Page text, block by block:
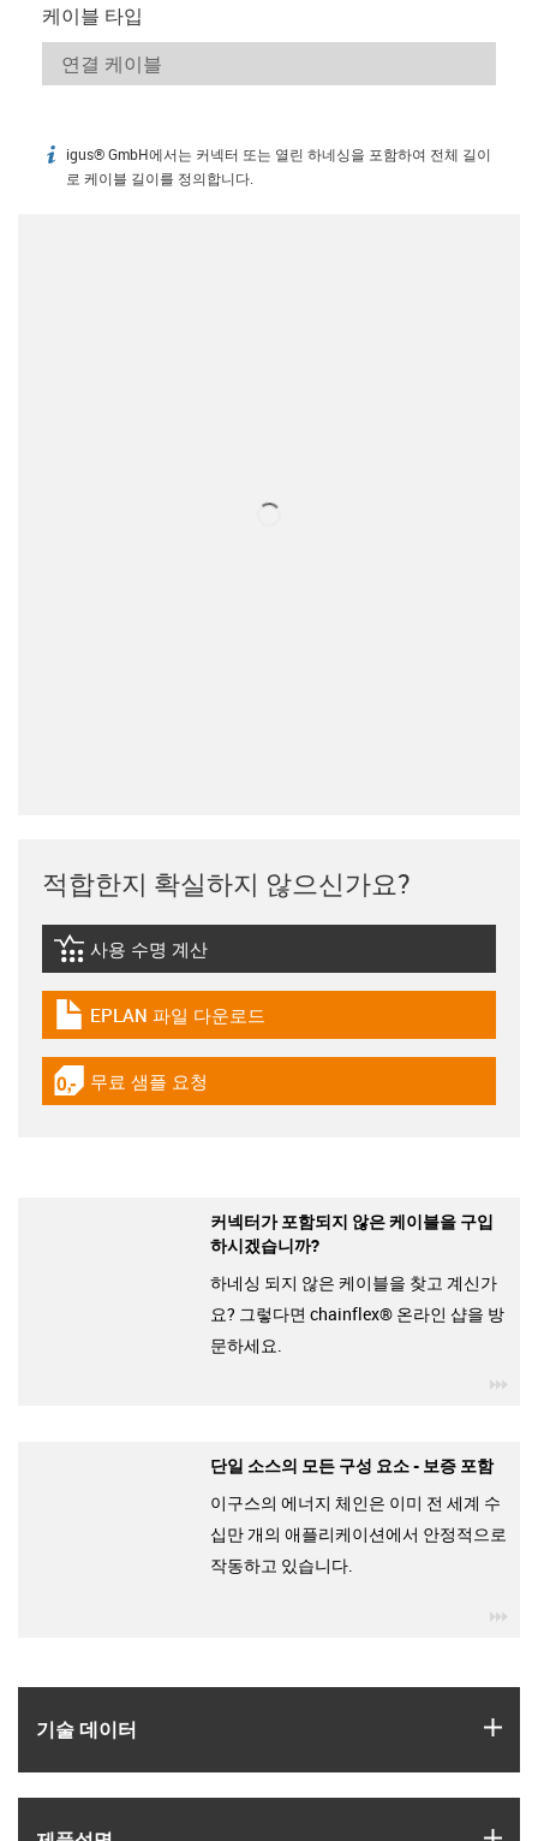
케이블 타입
igus-icon-info
igus® GmbH에서는 커넥터 또는 열린 하네싱을 포함하여 전체 길이
로 케이블 길이를 정의합니다.
기술 데이터
적합한지 확실하지 않으신가요?
igus-icon-lebensdauerrechner
사용 수명 계산
igus-icon-download-plan
EPLAN 파일 다운로드
igus-icon-gratismuster
무료 샘플 요청
커넥터가 포함되지 않은 케이블을 구입
하시겠습니까?
하네싱 되지 않은 케이블을 찾고 계신가
요? 그렇다면 chainflex® 온라인 샵을 방
문하세요.
단일 소스의 모든 구성 요소 - 보증 포함
이구스의 에너지 체인은 이미 전 세계 수
십만 개의 애플리케이션에서 안정적으로
작동하고 있습니다.